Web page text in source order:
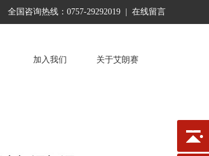
全国咨询热线： 0757-29292019 在线留言
加入我们 关于艾朗赛